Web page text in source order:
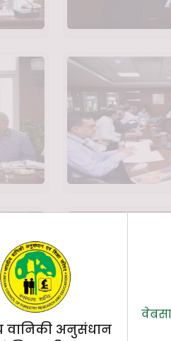
वानिकी अनुसंधान